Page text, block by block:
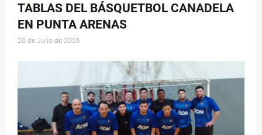
TABLAS DEL BÁSQUETBOL CANADELA
EN PUNTA ARENAS
20 de Julio de 2026